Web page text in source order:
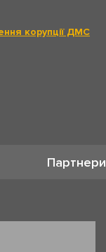
корупції ДМС
Партнери